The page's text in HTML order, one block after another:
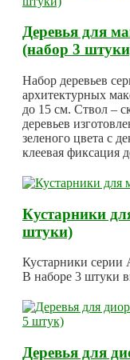
Деревья для
(набор 3
Набор деревьев
архитектурных
до 15 см. Ствол –
деревьев
зеленого цвета с
клеевая фиксация
Кустарники
штуки)
Кустарники серии
В наборе 3 штуки
Деревья для